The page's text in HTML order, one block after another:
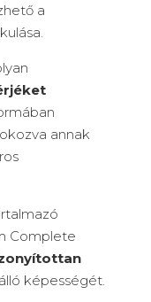
a
annak
Complete
képességét.